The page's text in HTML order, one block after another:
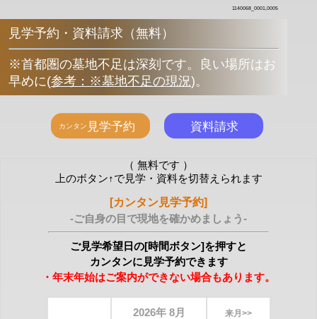
1140068_0001,0005
見学予約・資料請求（無料）
※首都圏の墓地不足は深刻です。良い場所はお
早めに(参考：※墓地不足の現況)。
（ 無料です ）
上のボタン↑で見学・資料を切替えられます
[カンタン見学予約]
-ご自身の目で現地を確かめましょう-
ご見学希望日の[時間ボタン]を押すと
カンタンに見学予約できます
・年末年始はご案内ができない場合もあります。
2026年 8月 来月>>